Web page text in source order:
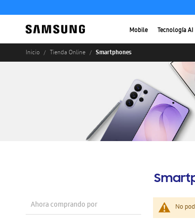
Mobile Tecnología AI
Inicio Tienda Online Smartphones
No
Ahora comprando por